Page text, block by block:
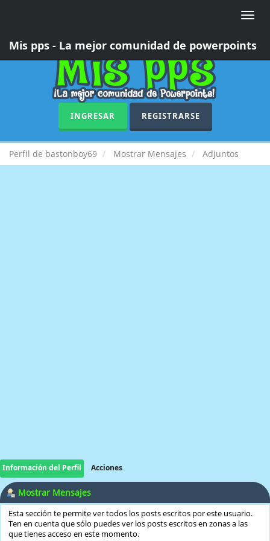
Toggle
Mis pps - La mejor comunidad de powerpoints
INGRESAR REGISTRARSE
Perfil de bastonboy69 Mostrar Mensajes Adjuntos
Información del Perfil Acciones
Mostrar Mensajes
Esta sección te permite ver todos los posts escritos por este usuario.
Ten en cuenta que sólo puedes ver los posts escritos en zonas a las
que tienes acceso en este momento.